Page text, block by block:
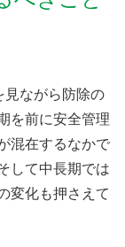
見ながら防除の
を前に安全管理
混在するなかで
して中長期では
変化も押さえて